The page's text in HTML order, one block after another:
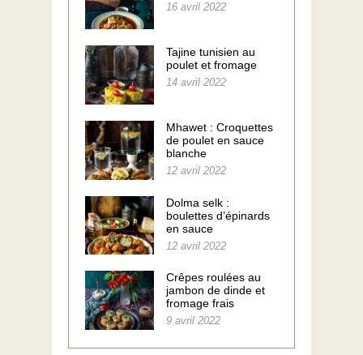
16 avril 2022
Tajine tunisien au
poulet et fromage
14 avril 2022
Mhawet : Croquettes
de poulet en sauce
blanche
12 avril 2022
Dolma selk :
boulettes d’épinards
en sauce
12 avril 2022
Crêpes roulées au
jambon de dinde et
fromage frais
9 avril 2022